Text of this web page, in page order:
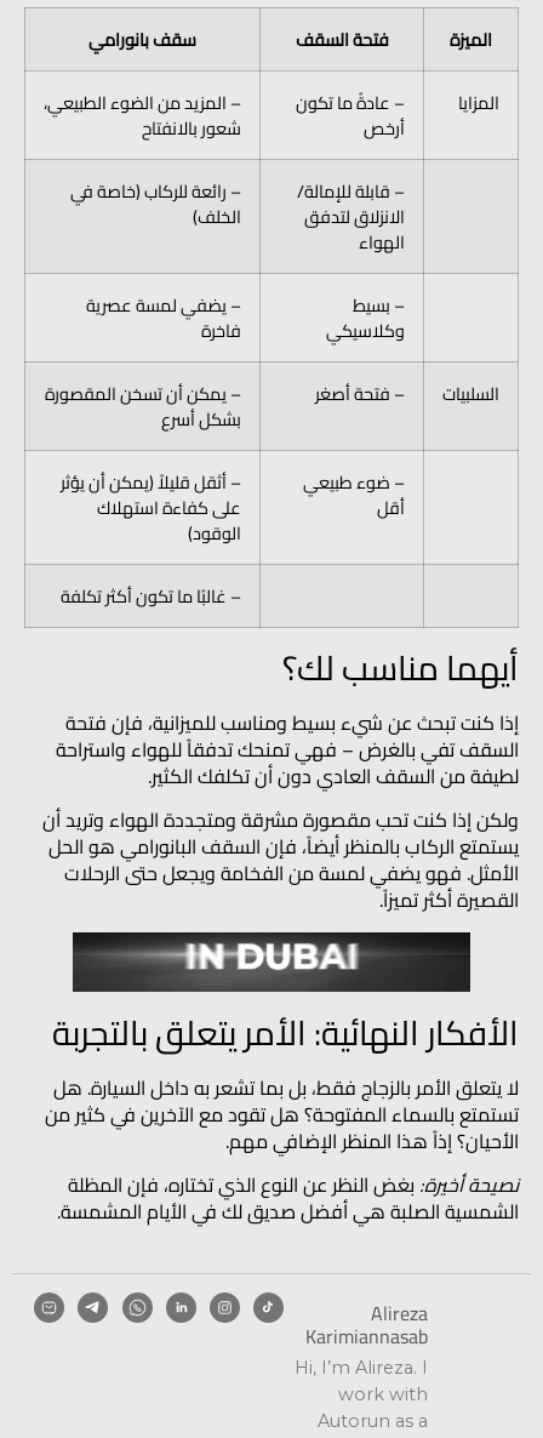
الميزة فتحة السقف
سقف بانورامي
المزايا
– عادةً ما تكون
أرخص
– المزيد من الضوء الطبيعي،
شعور بالانفتاح
– قابلة للإمالة/
الانزلاق لتدفق
الهواء
– رائعة للركاب (خاصة في
الخلف)
– بسيط
وكلاسيكي
– يضفي لمسة عصرية
فاخرة
السلبيات
– فتحة أصغر – يمكن أن تسخن المقصورة
بشكل أسرع
– ضوء طبيعي
أقل
– أثقل قليلاً (يمكن أن يؤثر
على كفاءة استهلاك
الوقود)
– غالبًا ما تكون أكثر تكلفة
أيهما مناسب لك؟
إذا كنت تبحث عن شيء بسيط ومناسب للميزانية، فإن فتحة
السقف تفي بالغرض – فهي تمنحك تدفقاً للهواء واستراحة
لطيفة من السقف العادي دون أن تكلفك الكثير.
ولكن إذا كنت تحب مقصورة مشرقة ومتجددة الهواء وتريد أن
يستمتع الركاب بالمنظر أيضاً، فإن السقف البانورامي هو الحل
الأمثل. فهو يضفي لمسة من الفخامة ويجعل حتى الرحلات
القصيرة أكثر تميزاً.
الأفكار النهائية: الأمر يتعلق بالتجربة
لا يتعلق الأمر بالزجاج فقط، بل بما تشعر به داخل السيارة. هل
تستمتع بالسماء المفتوحة؟ هل تقود مع الآخرين في كثير من
الأحيان؟ إذاً هذا المنظر الإضافي مهم.
نصيحة أخيرة: بغض النظر عن النوع الذي تختاره، فإن المظلة
الشمسية الصلبة هي أفضل صديق لك في الأيام المشمسة.
Alireza
Karimiannasab
Hi, I’m Alireza. I
work with
Autorun as a